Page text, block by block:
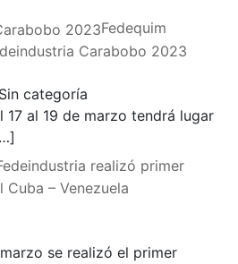
Fedequim
Carabobo 2023
categoría
17 al 19 de marzo tendrá lugar
realizó primer
Cuba – Venezuela
se realizó el primer